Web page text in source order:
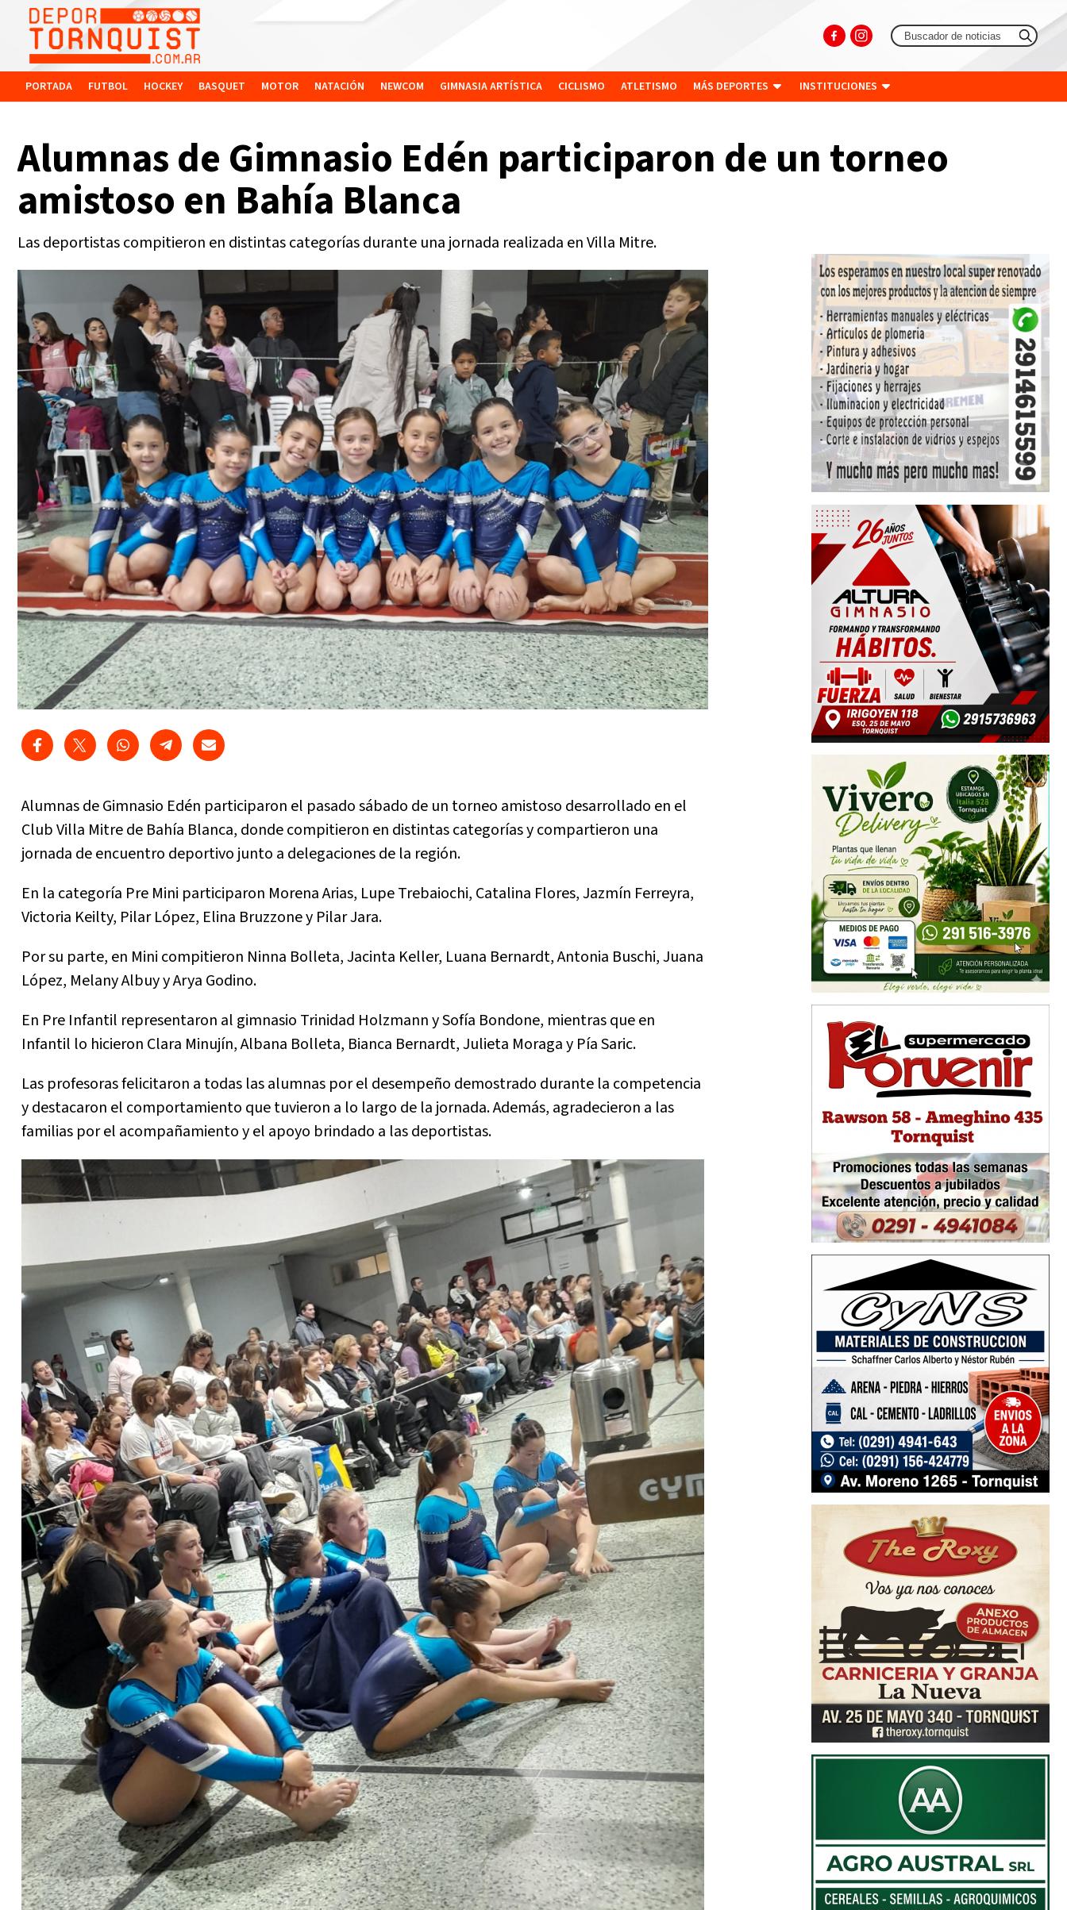
PORTADA FUTBOL HOCKEY BASQUET MOTOR NATACIÓN NEWCOM GIMNASIA ARTÍSTICA CICLISMO ATLETISMO MÁS DEPORTES INSTITUCIONES
Alumnas de Gimnasio Edén participaron de un torneo
amistoso en Bahía Blanca
Las deportistas compitieron en distintas categorías durante una jornada realizada en Villa Mitre.
Alumnas de Gimnasio Edén participaron el pasado sábado de un torneo amistoso desarrollado en el
Club Villa Mitre de Bahía Blanca, donde compitieron en distintas categorías y compartieron una
jornada de encuentro deportivo junto a delegaciones de la región.
En la categoría Pre Mini participaron Morena Arias, Lupe Trebaiochi, Catalina Flores, Jazmín Ferreyra,
Victoria Keilty, Pilar López, Elina Bruzzone y Pilar Jara.
Por su parte, en Mini compitieron Ninna Bolleta, Jacinta Keller, Luana Bernardt, Antonia Buschi, Juana
López, Melany Albuy y Arya Godino.
En Pre Infantil representaron al gimnasio Trinidad Holzmann y Sofía Bondone, mientras que en
Infantil lo hicieron Clara Minujín, Albana Bolleta, Bianca Bernardt, Julieta Moraga y Pía Saric.
Las profesoras felicitaron a todas las alumnas por el desempeño demostrado durante la competencia
y destacaron el comportamiento que tuvieron a lo largo de la jornada. Además, agradecieron a las
familias por el acompañamiento y el apoyo brindado a las deportistas.